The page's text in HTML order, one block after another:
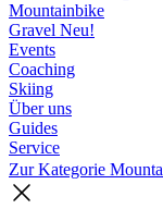
Mountainbike
Gravel Neu!
Events
Coaching
Skiing
Über uns
Guides
Service
Zur Kategorie